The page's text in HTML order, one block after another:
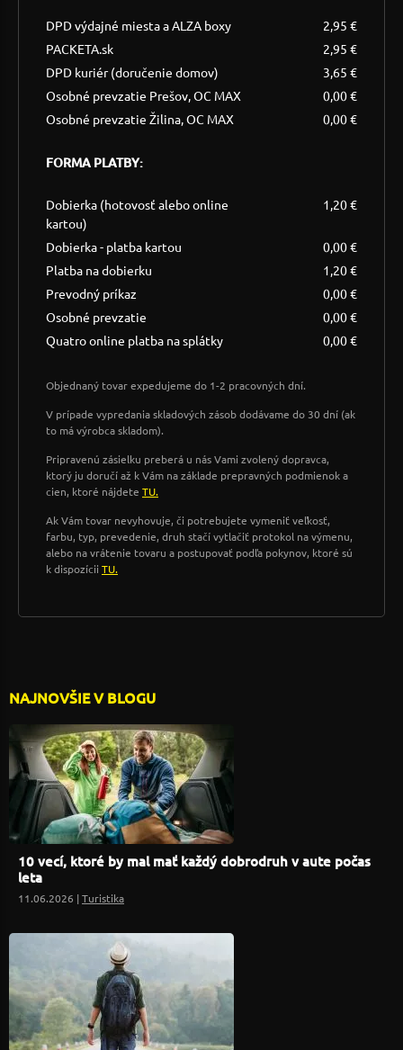
DPD výdajné miesta a ALZA boxy
2,95 €
PACKETA.sk
2,95 €
DPD kuriér (doručenie domov)
3,65 €
Osobné prevzatie Prešov, OC MAX
0,00 €
Osobné prevzatie Žilina, OC MAX
0,00 €
FORMA PLATBY:
Dobierka (hotovosť alebo online
kartou)
1,20 €
Dobierka - platba kartou
0,00 €
Platba na dobierku
1,20 €
Prevodný príkaz
0,00 €
Osobné prevzatie
0,00 €
Quatro online platba na splátky
0,00 €
Objednaný tovar expedujeme do 1-2 pracovných dní.
V prípade vypredania skladových zásob dodávame do 30 dní (ak
to má výrobca skladom).
Pripravenú zásielku preberá u nás Vami zvolený dopravca,
ktorý ju doručí až k Vám na základe prepravných podmienok a
cien, ktoré nájdete TU.
Ak Vám tovar nevyhovuje, či potrebujete vymeniť veľkosť,
farbu, typ, prevedenie, druh stačí vytlačiť protokol na výmenu,
alebo na vrátenie tovaru a postupovať podľa pokynov, ktoré sú
k dispozícii TU.
NAJNOVŠIE V BLOGU
10 vecí, ktoré by mal mať každý dobrodruh v aute počas
leta
11.06.2026 |Turistika